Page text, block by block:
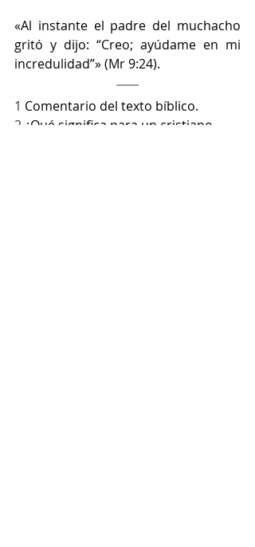
«Al instante el padre del muchacho
gritó y dijo: “Creo; ayúdame en mi
incredulidad”» (Mr 9:24).
1 Comentario del texto bíblico.
2 ¿Qué significa para un cristiano